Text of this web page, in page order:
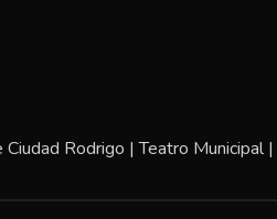
Rodrigo |Teatro Municipal|